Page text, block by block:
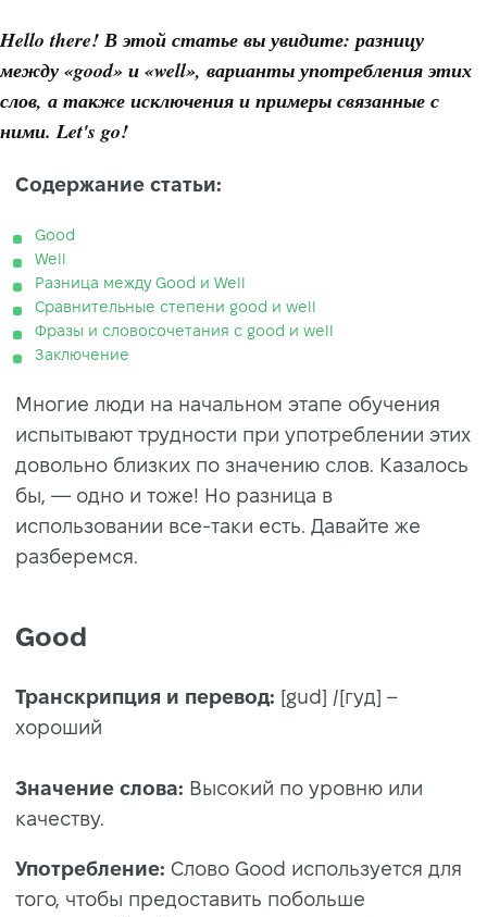
Hello there! В этой статье вы увидите: разницу
между «good» и «well», варианты употребления этих
слов, а также исключения и примеры связанные с
ними. Let's go!
Содержание статьи:
Good
Well
Разница между Good и Well
Сравнительные степени good и well
Фразы и словосочетания с good и well
Заключение
Многие люди на начальном этапе обучения
испытывают трудности при употреблении этих
довольно близких по значению слов. Казалось
бы, — одно и тоже! Но разница в
использовании все-таки есть. Давайте же
разберемся.
Good
Транскрипция и перевод: [gud] /[гуд] –
хороший
Значение слова: Высокий по уровню или
качеству.
Употребление: Слово Good используется для
того, чтобы предоставить побольше